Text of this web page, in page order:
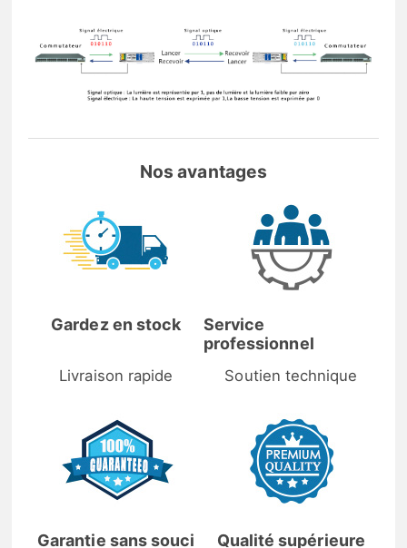
Nos avantages
Gardez en stock
Livraison rapide
Service
professionnel
Soutien technique
Garantie sans souci Qualité supérieure